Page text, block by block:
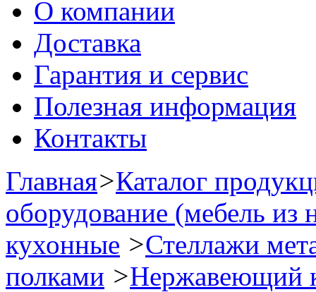
О компании
Доставка
Гарантия и сервис
Полезная информация
Контакты
Главная>Каталог
оборудование (мебель из
кухонные >Стеллажи
полками >Нержавеющий